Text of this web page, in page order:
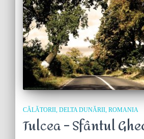
CĂLĂTORII DELTA DUNĂRII ROMANIA
Tulcea – Sfântul